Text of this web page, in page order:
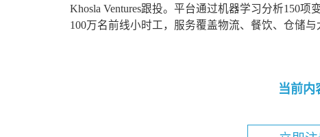
Khosla Ventures跟投。平台通过机器学习分析150
100万名前线小时工，服务覆盖物流、餐饮、仓储与
当前内